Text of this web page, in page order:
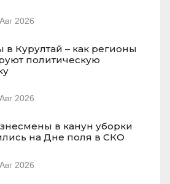
2026
Курултай – как регионы
политическую
2026
в канун уборки
на Дне поля в СКО
2026